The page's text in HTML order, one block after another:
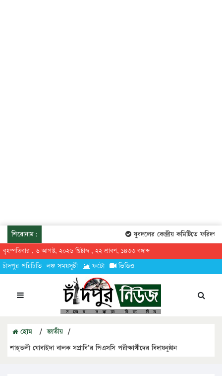
শিরোনাম: যুবদলের কেন্দ্রীয় কমিটিতে
বৃহস্পতিবার , ৬ আগস্ট, ২০২৬ খ্রিষ্টাব্দ , ২২ শ্রাবণ, ১৪৩৩ বঙ্গাব্দ
চাঁদপুর পরিচিতি লঞ্চ সময়সূচী ফটো ভিডিও
হোম / জাতীয় /
শাহ্তলী যোবাইদা বালক সপ্রাবি’র পিএসসি পরীক্ষার্থীদের বিদায়নুষ্ঠান